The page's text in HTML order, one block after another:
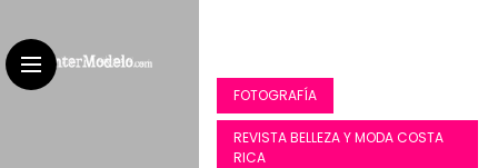
FOTOGRAFÍA
REVISTA BELLEZA Y MODA COSTA
RICA